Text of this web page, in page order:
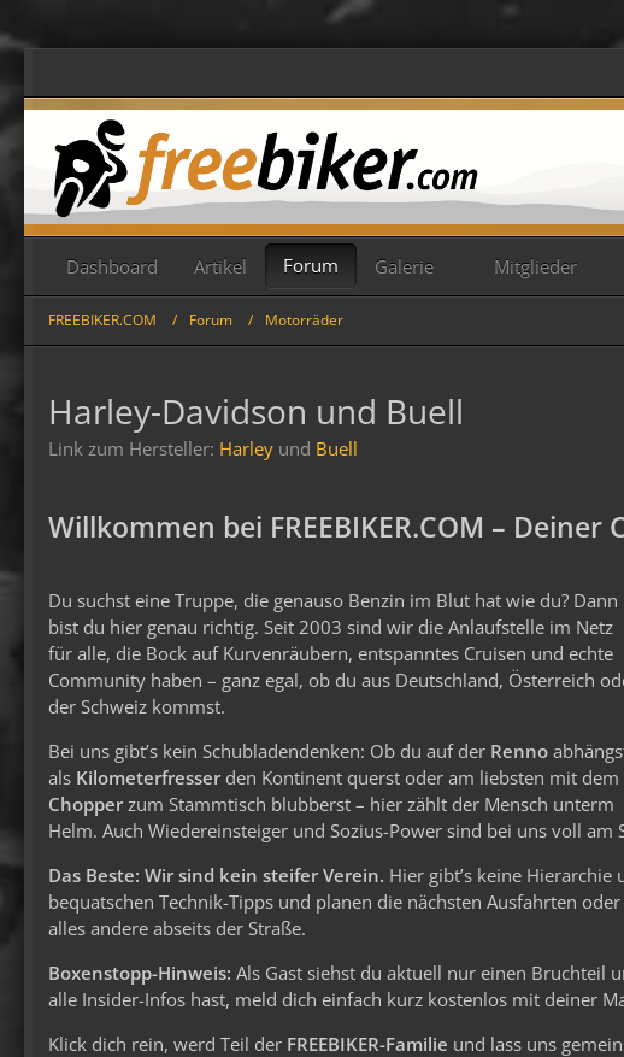
Dashboard Artikel Forum Galerie Mitglieder
FREEBIKER.COM Forum Motorräder
Harley-Davidson und Buell
Link zum Hersteller: Harley und Buell
Willkommen bei FREEBIKER.COM –
Du suchst eine Truppe, die genauso Benzin im Blut hat wie du? Dann
bist du hier genau richtig. Seit 2003 sind wir die Anlaufstelle im Netz
für alle, die Bock auf Kurvenräubern, entspanntes Cruisen und echte
Community haben – ganz egal, ob du aus Deutschland, Österreich
der Schweiz kommst.
Bei uns gibt’s kein Schubladendenken: Ob du auf der Renno
als Kilometerfresser den Kontinent querst oder am liebsten mit dem
Chopper zum Stammtisch blubberst – hier zählt der Mensch unterm
Helm. Auch Wiedereinsteiger und Sozius-Power sind bei uns voll am
Das Beste: Wir sind kein steifer Verein. Hier gibt’s keine
bequatschen Technik-Tipps und planen die nächsten Ausfahrten
alles andere abseits der Straße.
Boxenstopp-Hinweis: Als Gast siehst du aktuell nur einen Bruchteil
alle Insider-Infos hast, meld dich einfach kurz kostenlos mit deiner
Klick dich rein, werd Teil der FREEBIKER-Familie und lass uns